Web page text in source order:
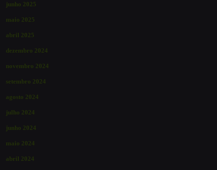
junho 2025
maio 2025
abril 2025
dezembro 2024
novembro 2024
setembro 2024
agosto 2024
julho 2024
junho 2024
maio 2024
abril 2024